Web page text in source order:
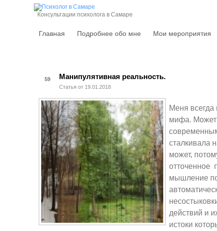
Консультации психолога в Самаре
Главная Подробнее обо мне Мои мероприятия
59 Манипулятивная реальность.
Статья от 19.01.2018
Меня всегда
мифа. Может
сталкивала
может,
отточенное
мышление
действий и
истоки